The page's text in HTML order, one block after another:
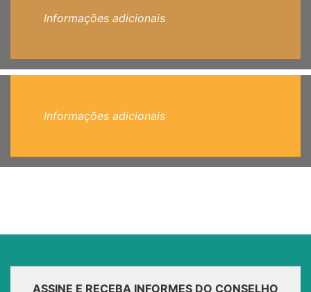
Informações adicionais
Informações adicionais
ASSINE E RECEBA INFORMES DO CONSELHO